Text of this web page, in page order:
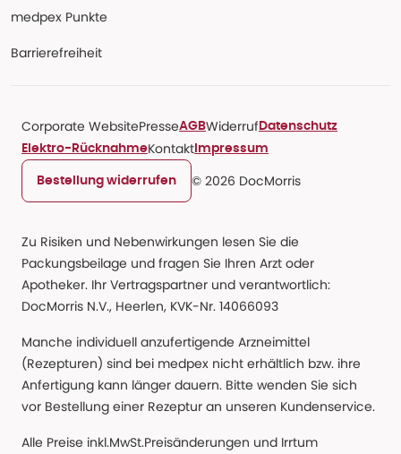
medpex Punkte
Barrierefreiheit
Corporate WebsitePresseAGBWiderruf Datenschutz
Elektro-RücknahmeKontakt Impressum
Bestellung widerrufen © 2026 DocMorris
Zu Risiken und Nebenwirkungen lesen Sie die
Packungsbeilage und fragen Sie Ihren Arzt oder
Apotheker. Ihr Vertragspartner und verantwortlich:
DocMorris N.V., Heerlen, KVK-Nr. 14066093
Manche individuell anzufertigende Arzneimittel
(Rezepturen) sind bei medpex nicht erhältlich bzw. ihre
Anfertigung kann länger dauern. Bitte wenden Sie sich
vor Bestellung einer Rezeptur an unseren Kundenservice.
Alle Preise inkl.MwSt.Preisänderungen und Irrtum